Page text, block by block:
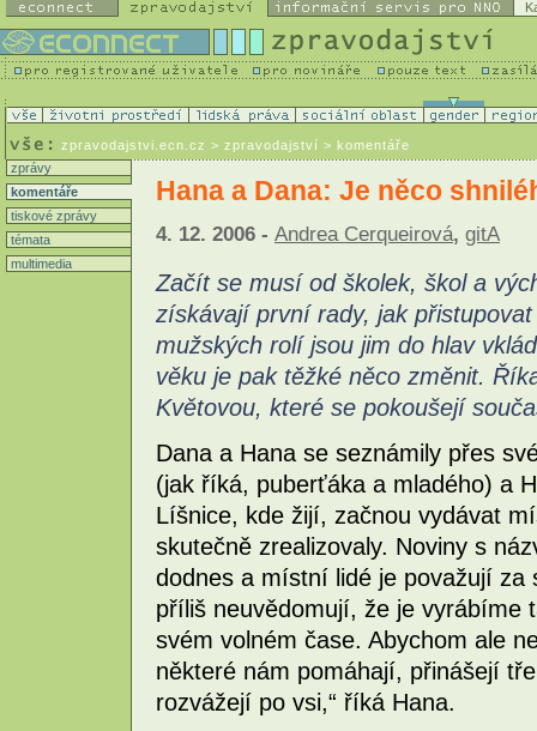
zpravodajstvi.ecn.cz > zpravodajství > komentáře
zprávy
komentáře
tiskové zprávy
témata
multimedia
Hana a Dana: Je něco
4. 12. 2006 - Andrea Cerqueirová, gitA
Začít se musí od školek, škol a
získávají první rady, jak
mužských rolí jsou jim do hlav
věku je pak těžké něco změnit.
Květovou, které se pokoušejí
Dana a Hana se seznámily přes
(jak říká, puberťáka a mladého) a
Líšnice, kde žijí, začnou vydávat
skutečně zrealizovaly. Noviny s
dodnes a místní lidé je považují za
příliš neuvědomují, že je vyrábíme
svém volném čase. Abychom ale
některé nám pomáhají, přinášejí
rozvážejí po vsi,“ říká Hana.